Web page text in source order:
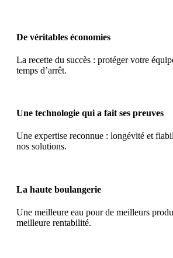
De véritables économies
La recette du succès : protéger votre
temps d’arrêt.
Une technologie qui a fait ses preuves
Une expertise reconnue : longévité et
nos solutions.
La haute boulangerie
Une meilleure eau pour de meilleurs
meilleure rentabilité.